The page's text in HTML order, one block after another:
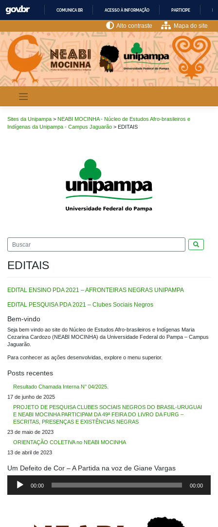
para
o
conteúdo
IR
PARA
O
CONTEÚDO
COMUNICA BR ACESSO À INFORMAÇÃO PARTICIPE
Alto contraste Mapa do site
Sites da Unipampa > NEABI MOCINHA - Núcleo de Estudos Afro-brasileiros e
Indígenas da Unipampa - Campus Jaguarão > EDITAIS
EDITAIS
EDITAL ENSINO PDA 2021 – AFRONTEIRAS NEGRAS UNIPAMPA
EDITAL PESQUISA PDA 2021 – Clubes Sociais Negros
Bem-vindo
Seja bem vindo ao site do Núcleo de Estudos Afro-brasileiros e Indígenas Maria
Cezarina Cardozo (NEABI MOCINHA) da Universidade Federal do Pampa – Campus
Jaguarão.
Para conhecer as ações desenvolvidas, explore o menu superior.
Posts recentes
Resultado Chamada Interna N° 04/2025.
17 de junho de 2025
PROJETO DE PESQUISA CLUBES SOCIAIS NEGROS DO BRASIL-URUGUAI
E NEABI MOCINHA PARTICIPAM DA 49ª FEIRA DO LIVRO DA FURG –
ESCRITAS, PRESENÇAS E EXISTÊNCIAS NEGRAS
23 de maio de 2023
ORIENTAÇÃO COLETIVA no NEABI MOCINHA
13 de abril de 2023
Um Defeito de Cor – A Partida na voz de Giane Vargas
00:00 00:00